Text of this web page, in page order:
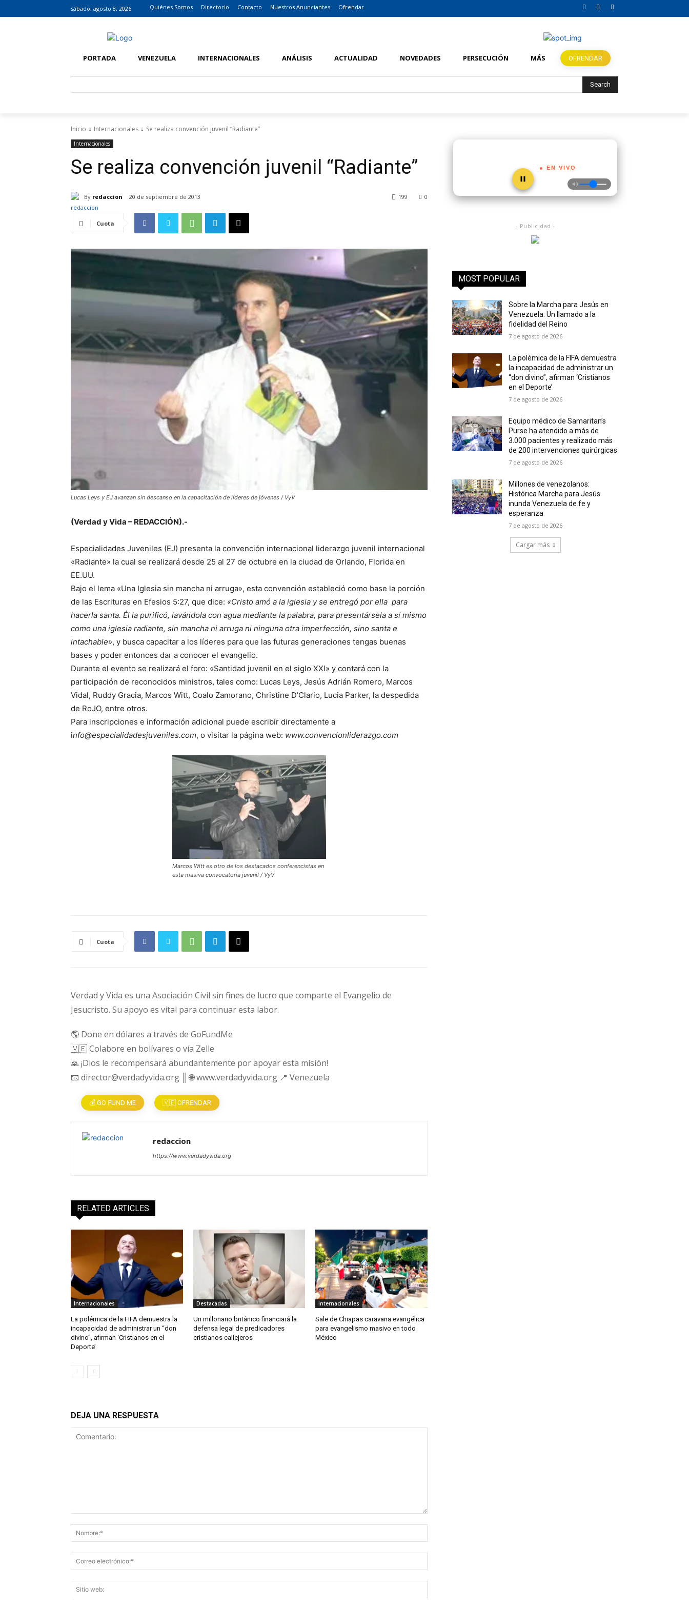
sábado, agosto 8, 2026 Quiénes Somos Directorio Contacto Nuestros Anunciantes Ofrendar
PORTADA VENEZUELA INTERNACIONALES ANÁLISIS ACTUALIDAD NOVEDADES PERSECUCIÓN MÁS OFRENDAR
Search
Inicio Internacionales Se realiza convención juvenil “Radiante”
Internacionales
Se realiza convención juvenil “Radiante”
By redaccion 20 de septiembre de 2013 0
199
Cuota
Lucas Leys y EJ avanzan sin descanso en la capacitación de líderes de jóvenes / VyV
(Verdad y Vida – REDACCIÓN).-
Especialidades Juveniles (EJ) presenta la convención internacional liderazgo juvenil internacional
«Radiante» la cual se realizará desde 25 al 27 de octubre en la ciudad de Orlando, Florida en
EE.UU.
Bajo el lema «Una Iglesia sin mancha ni arruga», esta convención estableció como base la porción
de las Escrituras en Efesios 5:27, que dice: «Cristo amó a la iglesia y se entregó por ella para
hacerla santa. Él la purificó, lavándola con agua mediante la palabra, para presentársela a sí mismo
como una iglesia radiante, sin mancha ni arruga ni ninguna otra imperfección, sino santa e
intachable», y busca capacitar a los líderes para que las futuras generaciones tengas buenas
bases y poder entonces dar a conocer el evangelio.
Durante el evento se realizará el foro: «Santidad juvenil en el siglo XXI» y contará con la
participación de reconocidos ministros, tales como: Lucas Leys, Jesús Adrián Romero, Marcos
Vidal, Ruddy Gracia, Marcos Witt, Coalo Zamorano, Christine D’Clario, Lucia Parker, la despedida
de RoJO, entre otros.
Para inscripciones e información adicional puede escribir directamente a
info@especialidadesjuveniles.com, o visitar la página web: www.convencionliderazgo.com
Marcos Witt es otro de los destacados conferencistas en
esta masiva convocatoria juvenil / VyV
Cuota
Verdad y Vida es una Asociación Civil sin fines de lucro que comparte el Evangelio de
Jesucristo. Su apoyo es vital para continuar esta labor.
🌎 Done en dólares a través de GoFundMe
🇻🇪 Colabore en bolívares o vía Zelle
🙏 ¡Dios le recompensará abundantemente por apoyar esta misión!
📧 director@verdadyvida.org ║ 🌐 www.verdadyvida.org 📍 Venezuela
💰 GO FUND ME 🇻🇪 OFRENDAR
redaccion
https://www.verdadyvida.org
RELATED ARTICLES
Internacionales
La polémica de la FIFA demuestra la
incapacidad de administrar un “don
divino”, afirman ‘Cristianos en el
Deporte’
Destacadas
Un millonario británico financiará la
defensa legal de predicadores
cristianos callejeros
Internacionales
Sale de Chiapas caravana evangélica
para evangelismo masivo en todo
México
DEJA UNA RESPUESTA
electrónico:*
web:
● EN VIVO
- Publicidad -
MOST POPULAR
Sobre la Marcha para Jesús en
Venezuela: Un llamado a la
fidelidad del Reino
7 de agosto de 2026
La polémica de la FIFA demuestra
la incapacidad de administrar un
“don divino”, afirman ‘Cristianos
en el Deporte’
7 de agosto de 2026
Equipo médico de Samaritan’s
Purse ha atendido a más de
3.000 pacientes y realizado más
de 200 intervenciones quirúrgicas
7 de agosto de 2026
Millones de venezolanos:
Histórica Marcha para Jesús
inunda Venezuela de fe y
esperanza
7 de agosto de 2026
Cargar más